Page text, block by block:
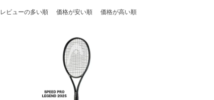
レビューの多い順 価格が安い順 価格が高い順